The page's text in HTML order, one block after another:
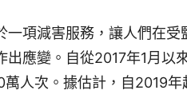
一項減害服務，讓人們在
出應變。自從2017年1月以
人次。據估計，自2019